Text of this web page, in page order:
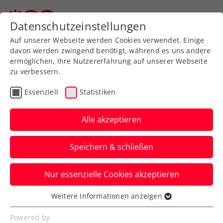
ROG Jugendbetreuung
[ROTSCH]
ROG-Paket Nr. 1
Der ÖTV setzt auch mit dem
neuen Präsidium voll auf den
Datenschutzeinstellungen
Auf unserer Webseite werden Cookies verwendet. Einige
davon werden zwingend benötigt, während es uns andere
ermöglichen, Ihre Nutzererfahrung auf unserer Webseite
zu verbessern.
Essenziell Statistiken
Alle akzeptieren
Speichern & schließen
Nur essenzielle Cookies akzeptieren
Essenziell
Essenzielle Cookies werden für grundlegende
Weitere Informationen anzeigen
Powered by